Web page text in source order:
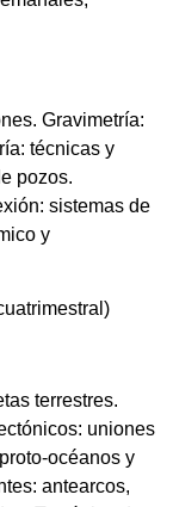
Gravimetría:
técnicas y
pozos.
sistemas de
y
terrestres.
uniones
océanos y
antearcos,